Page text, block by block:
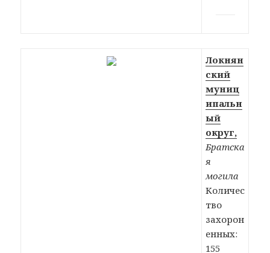
Локнян
ский
муниц
ипальн
ый
округ,
Братска
я
могила
Количес
тво
захорон
енных:
155